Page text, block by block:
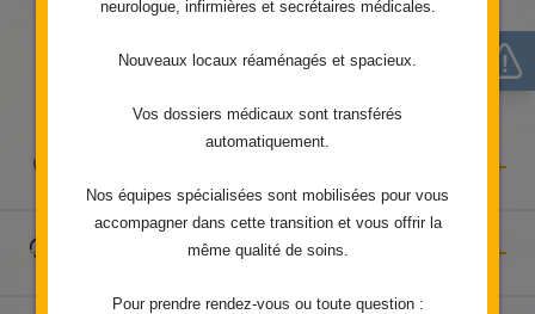
Nos spécialités médicales
neurologue, infirmières et secrétaires médicales.
Nouveaux locaux réaménagés et spacieux.
Vos dossiers médicaux sont transférés
automatiquement.
Nos équipes spécialisées sont mobilisées pour vous
accompagner dans cette transition et vous offrir la
même qualité de soins.
Pour prendre rendez-vous ou toute question :